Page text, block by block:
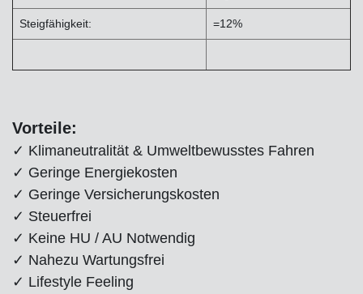
Steigfähigkeit: =12%
Vorteile:
✓ Klimaneutralität & Umweltbewusstes Fahren
✓ Geringe Energiekosten
✓ Geringe Versicherungskosten
✓ Steuerfrei
✓ Keine HU / AU Notwendig
✓ Nahezu Wartungsfrei
✓ Lifestyle Feeling